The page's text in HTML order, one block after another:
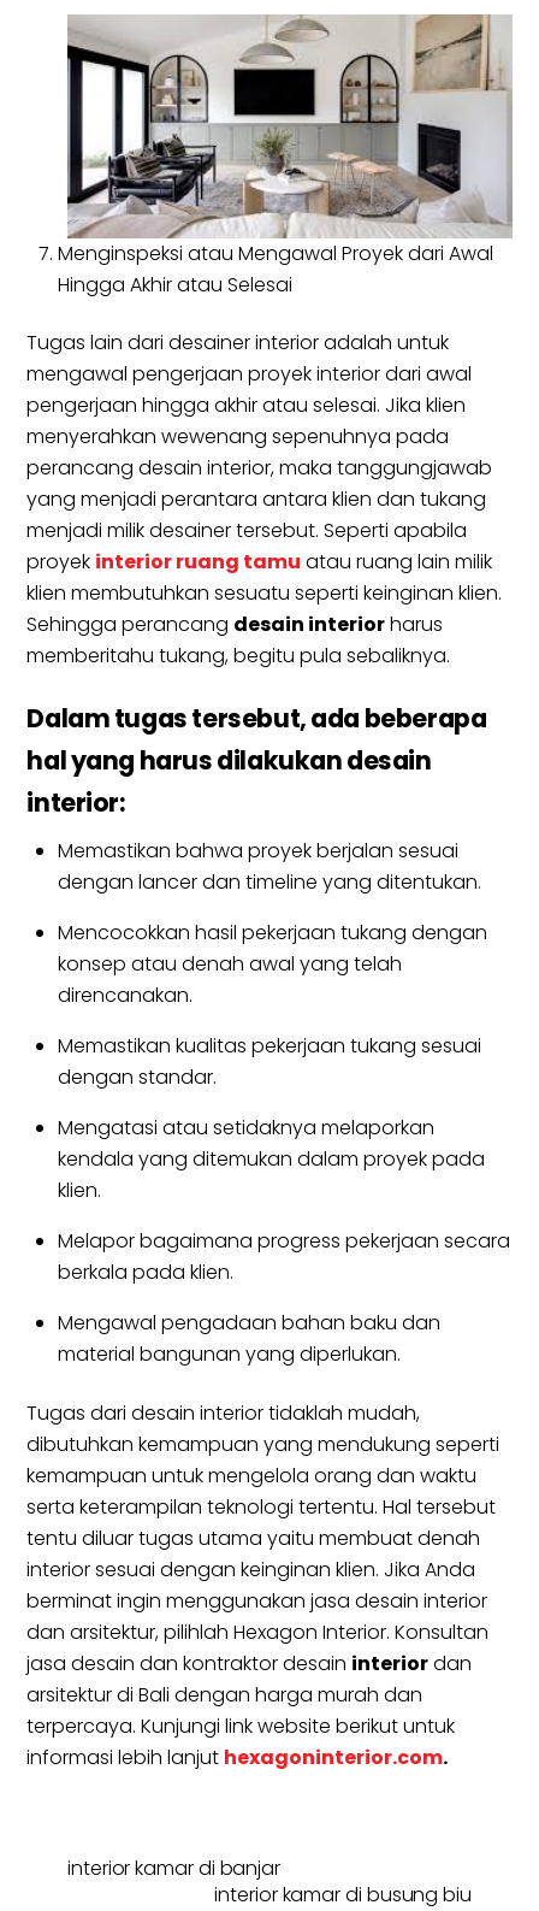
Menginspeksi atau Mengawal Proyek dari Awal
Hingga Akhir atau Selesai
Tugas lain dari desainer interior adalah untuk
mengawal pengerjaan proyek interior dari awal
pengerjaan hingga akhir atau selesai. Jika klien
menyerahkan wewenang sepenuhnya pada
perancang desain interior, maka tanggungjawab
yang menjadi perantara antara klien dan tukang
menjadi milik desainer tersebut. Seperti apabila
proyek interior ruang tamu atau ruang lain milik
klien membutuhkan sesuatu seperti keinginan klien.
Sehingga perancang desain interiorharus
memberitahu tukang, begitu pula sebaliknya.
Dalam tugas tersebut, ada beberapa
hal yang harus dilakukan desain
interior:
Memastikan bahwa proyek berjalan sesuai
dengan lancer dan timeline yang ditentukan.
Mencocokkan hasil pekerjaan tukang dengan
konsep atau denah awal yang telah
direncanakan.
Memastikan kualitas pekerjaan tukang sesuai
dengan standar.
Mengatasi atau setidaknya melaporkan
kendala yang ditemukan dalam proyek pada
klien.
Melapor bagaimana progress pekerjaan secara
berkala pada klien.
Mengawal pengadaan bahan baku dan
material bangunan yang diperlukan.
Tugas dari desain interior tidaklah mudah,
dibutuhkan kemampuan yang mendukung seperti
kemampuan untuk mengelola orang dan waktu
serta keterampilan teknologi tertentu. Hal tersebut
tentu diluar tugas utama yaitu membuat denah
interior sesuai dengan keinginan klien. Jika Anda
berminat ingin menggunakan jasa desain interior
dan arsitektur, pilihlah Hexagon Interior. Konsultan
jasa desain dan kontraktor desain interiordan
arsitektur di Bali dengan harga murah dan
terpercaya. Kunjungi link website berikut untuk
informasi lebih lanjut hexagoninterior.com.
interior kamar di banjar
interior kamar di busung biu